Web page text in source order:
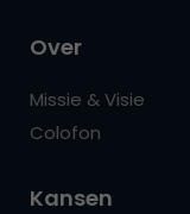
Over
Missie & Visie
Colofon
Kansen